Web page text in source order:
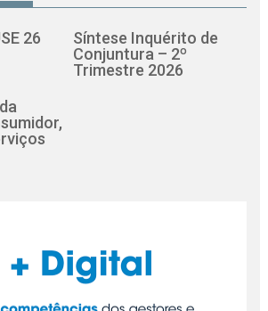
26
Síntese Inquérito de
Conjuntura – 2º
Trimestre 2026